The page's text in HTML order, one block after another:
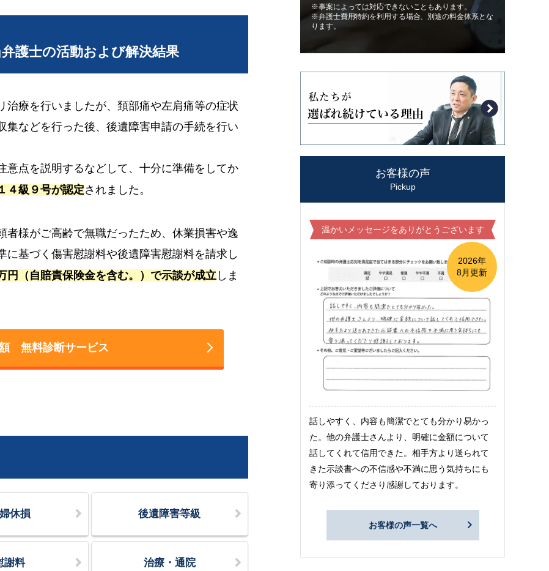
護士の活動および解決結果
治療を行いましたが、頚部痛や左肩痛等の症状
などを行った後、後遺障害申請の手続を行い
意点を説明するなどして、十分に準備をしてか
４級９号が認定されました。
様がご高齢で無職だったため、休業損害や逸
基づく傷害慰謝料や後遺障害慰謝料を請求し
円（自賠責保険金を含む。）で示談が成立 しま
無料診断サービス
休損 後遺障害等級
謝料 治療・通院
※事案によっては対応できないこともあります。
※弁護士費用特約を利用する場合、別途の料金体系とな
ります。
お客様の声
Pickup
温かいメッセージをありがとうございます
2026年
8月更新
話しやすく、内容も簡潔でとても分かり易かっ
た。他の弁護士さんより、明確に金額について
話してくれて信用できた。相手方より送られて
きた示談書への不信感や不満に思う気持ちにも
寄り添ってくださり感謝しております。
お客様の声一覧へ